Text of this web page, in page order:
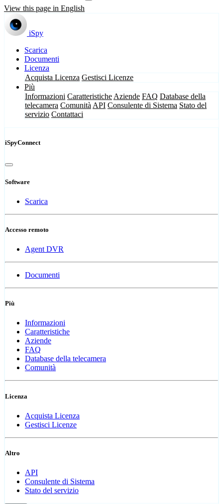
View this page in English
iSpy
Scarica
Documenti
Licenza
Acquista Licenza Gestisci Licenze
Più
Informazioni Caratteristiche Aziende FAQ Database della
telecamera Comunità API Consulente di Sistema Stato del
servizio Contattaci
iSpyConnect
Software
Scarica
Accesso remoto
Agent DVR
Documenti
Più
Informazioni
Caratteristiche
Aziende
FAQ
Database della telecamera
Comunità
Licenza
Acquista Licenza
Gestisci Licenze
Altro
API
Consulente di Sistema
Stato del servizio